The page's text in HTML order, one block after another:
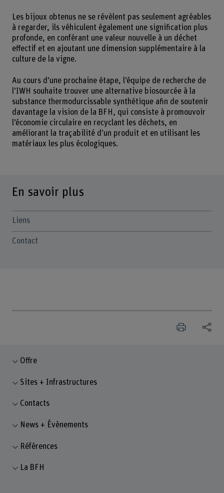
Les bijoux obtenus ne se révèlent pas seulement agréables
à regarder, ils véhiculent également une signification plus
profonde, en conférant une valeur nouvelle à un déchet
effectif et en ajoutant une dimension supplémentaire à la
culture de la vigne.
Au cours d’une prochaine étape, l’équipe de recherche de
l’IWH souhaite trouver une alternative biosourcée à la
substance thermodurcissable synthétique afin de soutenir
davantage la vision de la BFH, qui consiste à promouvoir
l’économie circulaire en recyclant les déchets, en
améliorant la traçabilité d’un produit et en utilisant les
matériaux les plus écologiques.
En savoir plus
Liens
Contact
Offre
Sites + Infrastructures
Contacts
News + Évènements
Références
La BFH